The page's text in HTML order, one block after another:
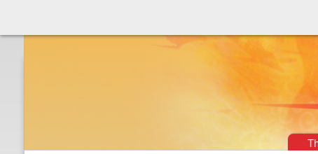
Théâtre & vaudevilles